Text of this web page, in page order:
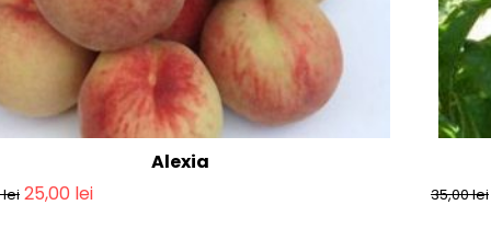
Alexia
lei 25,00 lei 35,00lei